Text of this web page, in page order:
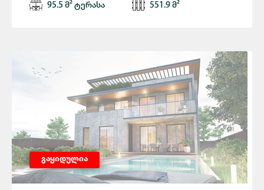
95.5 მ² ტერასა 551.9 მ²
გაყიდულია